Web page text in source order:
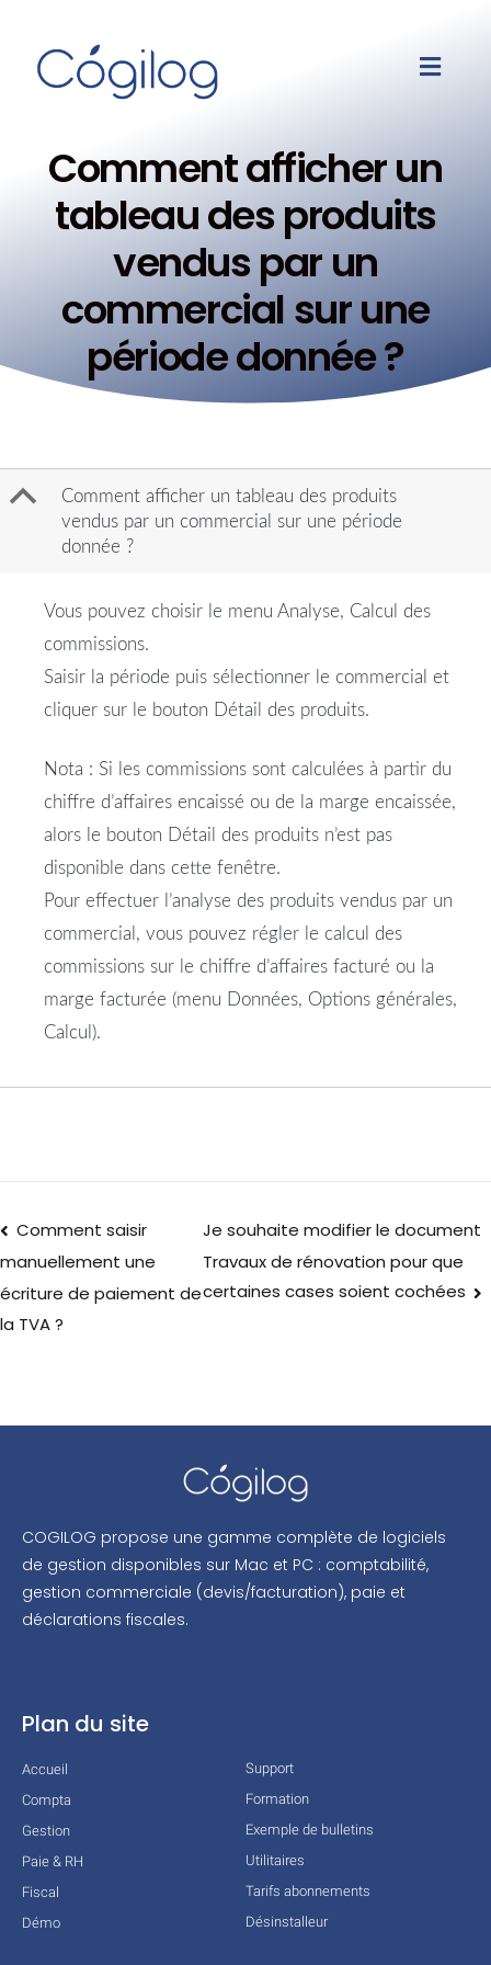
Comment afficher un
tableau des produits
vendus par un
commercial sur une
période donnée ?
B
Comment afficher un tableau des produits
vendus par un commercial sur une période
donnée ?
Vous pouvez choisir le menu Analyse, Calcul des
commissions.
Saisir la période puis sélectionner le commercial et
cliquer sur le bouton Détail des produits.
Nota : Si les commissions sont calculées à partir du
chiffre d’affaires encaissé ou de la marge encaissée,
alors le bouton Détail des produits n’est pas
disponible dans cette fenêtre.
Pour effectuer l’analyse des produits vendus par un
commercial, vous pouvez régler le calcul des
commissions sur le chiffre d’affaires facturé ou la
marge facturée (menu Données, Options générales,
Calcul).
Comment saisir
manuellement une
écriture de paiement de
la TVA ?
Je souhaite modifier le document
Travaux de rénovation pour que
certaines cases soient cochées
COGILOG propose une gamme complète de logiciels
de gestion disponibles sur Mac et PC : comptabilité,
gestion commerciale (devis/facturation), paie et
déclarations fiscales.
Plan du site
Accueil
Compta
Gestion
Paie & RH
Fiscal
Démo
Support
Formation
Exemple de bulletins
Utilitaires
Tarifs abonnements
Désinstalleur